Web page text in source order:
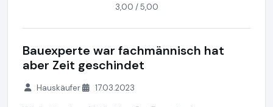
3,00 / 5,00
Bauexperte war fachmännisch hat
aber Zeit geschindet
Hauskäufer 17.03.2023